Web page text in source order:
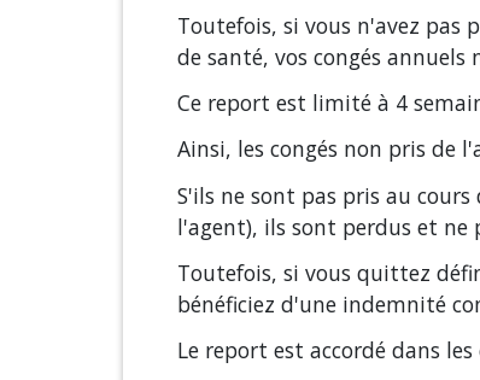
Toutefois, si vous n'avez pas
de santé, vos congés
Ce report est limité à 4
Ainsi, les congés non pris de
S'ils ne sont pas pris au
l'agent), ils sont perdus et
Toutefois, si vous quittez
bénéficiez d'une indemnité
Le report est accordé dans